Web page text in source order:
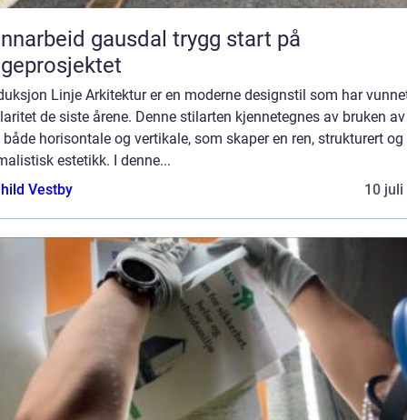
gausdal trygg start på
Linje Arkitektur er en moderne designstil som har
de siste årene. Denne stilarten kjennetegnes av bruken
både horisontale og vertikale, som skaper en ren, strukturert og
estetikk. I denne...
Vestby
10 juli